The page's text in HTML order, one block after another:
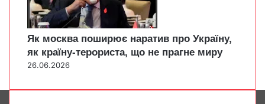
Як москва поширює наратив про Україну,
як країну-терориста, що не прагне миру
26.06.2026